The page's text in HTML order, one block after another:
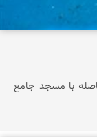
و مرکز شهر قرار دارد. 20 متر فاصله با مسجد جامع